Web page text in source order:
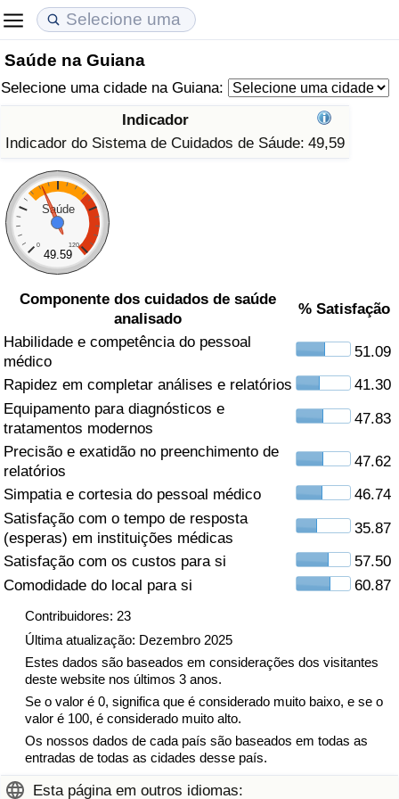
Saúde na Guiana
Selecione uma cidade na Guiana:
Indicador
Indicador do Sistema de Cuidados de Sáude: 49,59
Saúde
0 120
49.59
Componente dos cuidados de saúde
analisado
% Satisfação
Habilidade e competência do pessoal
médico
51.09
Rapidez em completar análises e relatórios
41.30
Equipamento para diagnósticos e
tratamentos modernos
47.83
Precisão e exatidão no preenchimento de
relatórios
47.62
Simpatia e cortesia do pessoal médico
46.74
Satisfação com o tempo de resposta
(esperas) em instituições médicas
35.87
Satisfação com os custos para si
57.50
Comodidade do local para si
60.87
Contribuidores: 23
Última atualização: Dezembro 2025
Estes dados são baseados em considerações dos visitantes
deste website nos últimos 3 anos.
Se o valor é 0, significa que é considerado muito baixo, e se o
valor é 100, é considerado muito alto.
Os nossos dados de cada país são baseados em todas as
entradas de todas as cidades desse país.
Esta página em outros idiomas:
Custo de Vida
Indicador de Custo de Vida (Atual)
Indicador de Custo de Vida
Indicador de Custo de Vida Por País
em Aqaba
Preços de Imóveis
Indicador de Preços de Imóveis (Atual)
Indicador de Preços de Imóveis
Indicador de Preços de Imóveis por País
Qualidade de Vida
Indicador de Qualidade de Vida
Indicador de Qualidade de Vida (Atual)
Índice de qualidade de vida por país
Crime
Taxa do Indicador de Crime (Atual)
Indicador de Crime
Índice de criminalidade por país
Saúde
Indicador de Saúde (Atual)
Indicador de Saúde
Indicador de Saúde por País
Poluição
Indicador de Poluição (Atual)
Índice de poluição
Indicador de Poluição por País
Trânsito